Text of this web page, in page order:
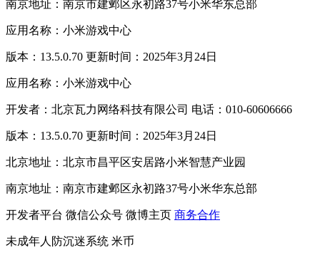
南京地址：南京市建邺区永初路37号小米华东总部
应用名称：小米游戏中心
版本：13.5.0.70 更新时间：2025年3月24日
应用名称：小米游戏中心
开发者：北京瓦力网络科技有限公司 电话：010-60606666
版本：13.5.0.70 更新时间：2025年3月24日
北京地址：北京市昌平区安居路小米智慧产业园
南京地址：南京市建邺区永初路37号小米华东总部
开发者平台 微信公众号 微博主页 商务合作
未成年人防沉迷系统 米币